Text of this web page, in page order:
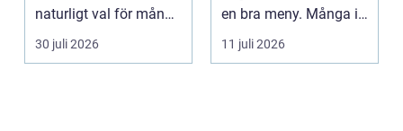
naturligt val för många
som söker lind...
30 juli 2026
en bra meny. Många i
Malmö väljer...
11 juli 2026